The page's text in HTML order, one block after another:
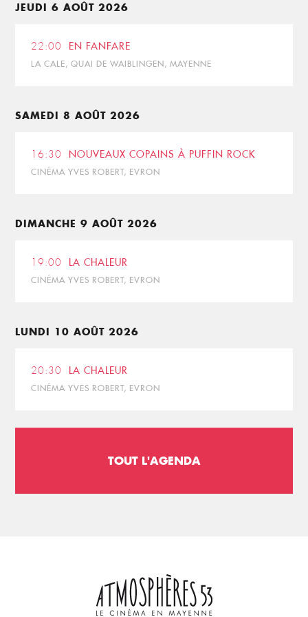
JEUDI 6 AOÛT 2026
22:00 EN FANFARE
LA CALE, QUAI DE WAIBLINGEN, MAYENNE
SAMEDI 8 AOÛT 2026
16:30 NOUVEAUX COPAINS À PUFFIN ROCK
CINÉMA YVES ROBERT, EVRON
DIMANCHE 9 AOÛT 2026
19:00 LA CHALEUR
CINÉMA YVES ROBERT, EVRON
LUNDI 10 AOÛT 2026
20:30 LA CHALEUR
CINÉMA YVES ROBERT, EVRON
TOUT L'AGENDA